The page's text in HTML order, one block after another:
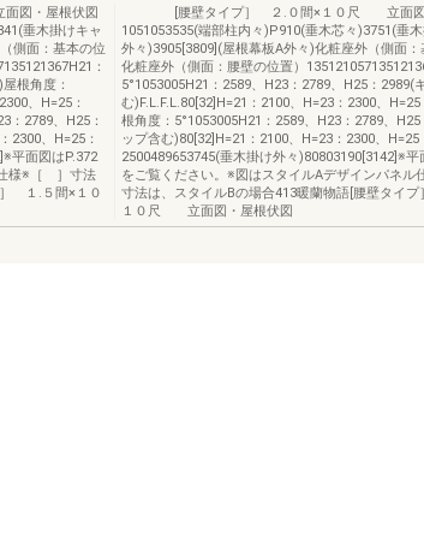
・屋根伏図
垂木掛けキャ
側面：基本の位
：
根角度：
、H=25：
：2789、H25：
2300、H=25：
平面図はP.372
様※［ ］寸法
１.５間×１０
[腰壁タイプ］ ２.０間×１０尺 立面図
1051053535(端部柱内々)P910(垂木芯々)3751(垂
外々)3905[3809](屋根幕板A外々)化粧座外（側面：
化粧座外（側面：腰壁の位置）
5°1053005H21：2589、H23：2789、H25：2989(
む)F.L.F.L.80[32]H=21：2100、H=23：2300、
根角度：5°1053005H21：2589、H23：2789、H25
ップ含む)80[32]H=21：2100、H=23：2300、H=25
2500489653745(垂木掛け外々)80803190[3142]※平
をご覧ください。※図はスタイルAデザインパネル
寸法は、スタイルBの場合413暖蘭物語[腰壁タイ
１０尺 立面図・屋根伏図